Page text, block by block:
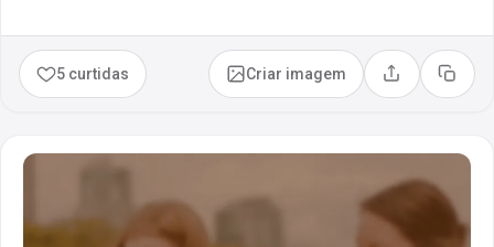
5 curtidas Criar imagem Compartilhar
Copiar